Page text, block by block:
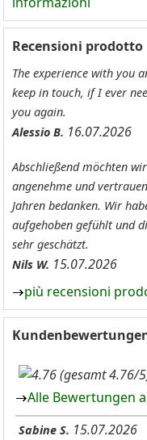
Recensioni prodotto
The experience with you
keep in touch, if I ever
you again.
Alessio B. 16.07.2026
Abschließend möchten
angenehme und
Jahren bedanken. Wir
aufgehoben gefühlt und
sehr geschätzt.
Nils W. 15.07.2026
più recensioni
(gesamt 4.76/
Alle Bewertungen
Sabine S. 15.07.2026